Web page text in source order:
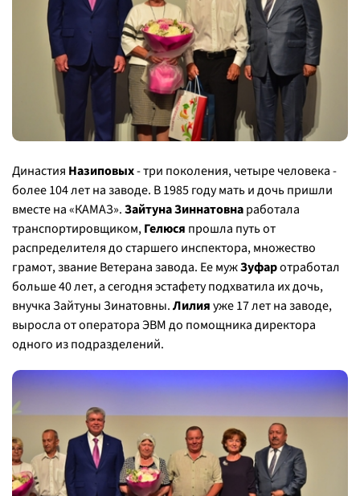
Династия Назиповых- три поколения, четыре человека -
более 104 лет на заводе. В 1985 году мать и дочь пришли
вместе на «КАМАЗ».Зайтуна Зиннатовнаработала
транспортировщиком,Гелюся прошла путь от
распределителя до старшего инспектора, множество
грамот, звание Ветерана завода. Ее мужЗуфаротработал
больше 40 лет, а сегодня эстафету подхватила их дочь,
внучка Зайтуны Зинатовны.Лилияуже 17 лет на заводе,
выросла от оператора ЭВМ до помощника директора
одного из подразделений.